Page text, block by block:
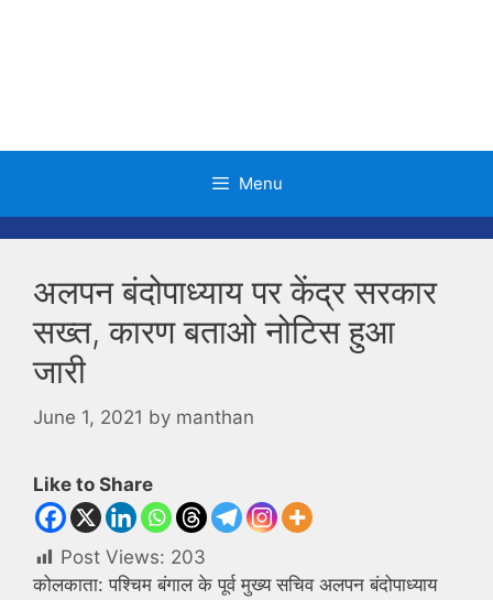
Menu
अलपन बंदोपाध्याय पर केंद्र सरकार
सख्त, कारण बताओ नोटिस हुआ
जारी
June 1, 2021 by manthan
Like to Share
Post Views: 203
कोलकाता: पश्चिम बंगाल के पूर्व मुख्य सचिव अलपन बंदोपाध्याय